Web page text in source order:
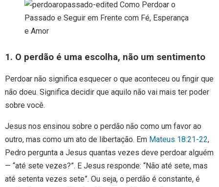
1. O perdão é uma escolha, não um sentimento
Perdoar não significa esquecer o que aconteceu ou fingir que
não doeu. Significa decidir que aquilo não vai mais ter poder
sobre você.
Jesus nos ensinou sobre o perdão não como um favor ao
outro, mas como um ato de libertação. Em Mateus 18:21-22,
Pedro pergunta a Jesus quantas vezes deve perdoar alguém
— “até sete vezes?”. E Jesus responde: “Não até sete, mas
até setenta vezes sete”. Ou seja, o perdão é constante, é